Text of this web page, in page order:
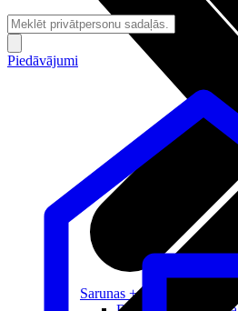
Sarunas + Internets
Piedāvājumi